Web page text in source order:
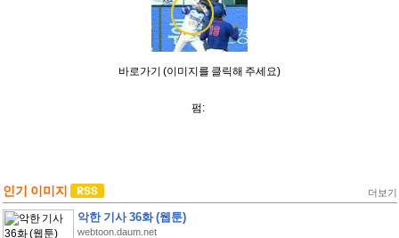
바로가기 (이미지를 클릭해 주세요)
펌:
인기 이미지 더보기
악한 기사 36화 (웹툰)
webtoon.daum.net